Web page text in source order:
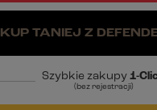
KUP TANIEJ Z
Szybkie zakupy 1-
(bez rejestracji)